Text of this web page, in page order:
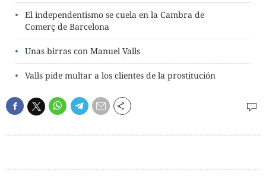
El independentismo se cuela en la Cambra de
Comerç de Barcelona
Unas birras con Manuel Valls
Valls pide multar a los clientes de la prostitución